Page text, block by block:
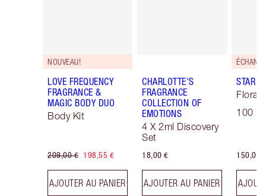
NOUVEAU!
LOVE FREQUENCY
FRAGRANCE &
MAGIC BODY DUO
Body Kit
209,00 € 198,55 €
AJOUTER AU PANIER
CHARLOTTE'S
FRAGRANCE
COLLECTION OF
EMOTIONS
4 X 2ml Discovery
Set
18,00 €
AJOUTER AU PANIER
STAR
Floral
100
150,00